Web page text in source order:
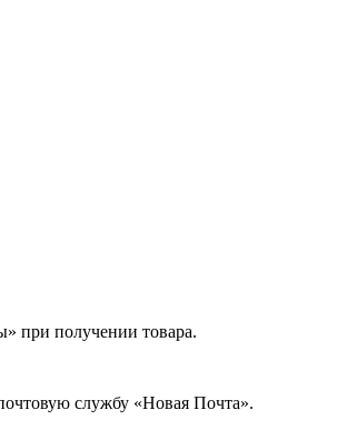
при получении товара.
службу «Новая Почта».